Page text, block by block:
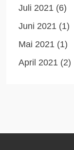
Juli 2021 (6)
Juni 2021 (1)
Mai 2021 (1)
April 2021 (2)